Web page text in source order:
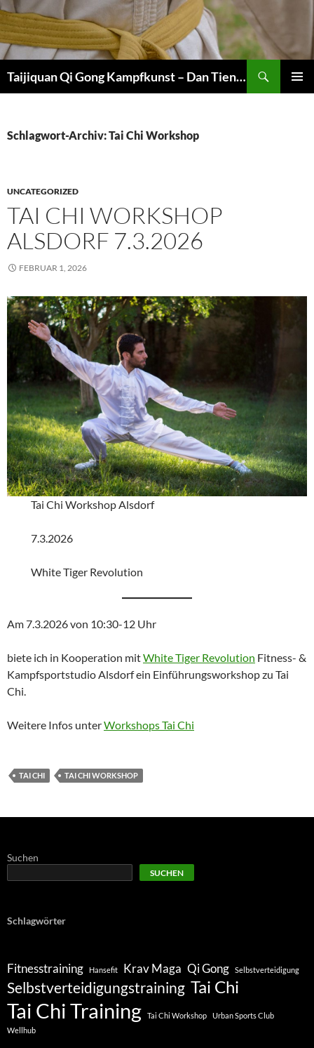
Zum
Inhalt
springen
Taijiquan Qi Gong Kampfkunst – Dan Tien Martial Arts
Schlagwort-Archiv: Tai Chi Workshop
UNCATEGORIZED
TAI CHI WORKSHOP
ALSDORF 7.3.2026
FEBRUAR 1, 2026
Tai Chi Workshop Alsdorf
7.3.2026
White Tiger Revolution
Am 7.3.2026 von 10:30-12 Uhr
biete ich in Kooperation mitWhite Tiger Revolution Fitness- &
Kampfsportstudio Alsdorf ein Einführungsworkshop zu Tai
Chi.
Weitere Infos unterWorkshops Tai Chi
TAI CHI TAI CHI WORKSHOP
Suchen
SUCHEN
Schlagwörter
Fitnesstraining Hansefit Krav Maga Qi Gong Selbstverteidigung
Selbstverteidigungstraining Tai Chi
Tai Chi Training Tai Chi Workshop
Urban Sports Club
Wellhub